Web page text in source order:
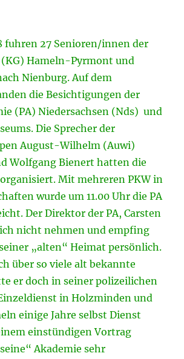
fuhren 27 Senioren/innen der
Hameln-Pyrmont und
Nienburg. Auf dem
die Besichtigungen der
(PA) Niedersachsen (Nds) und
Die Sprecher der
August-Wilhelm (Auwi)
Wolfgang Bienert hatten die
Mit mehreren PKW in
wurde um 11.00 Uhrdie PA
Der Direktor der PA, Carsten
nicht nehmen und empfing
„alten“ Heimat persönlich.
über so viele alt bekannte
er doch in seiner polizeilichen
in Holzminden und
einige Jahre selbst Dienst
einstündigen Vortrag
Akademie sehr